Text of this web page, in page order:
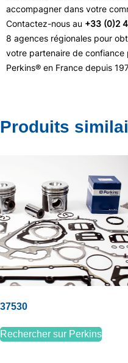
accompagner dans votre
Contactez-nous au +33 (0)2
8 agences régionales pour
votre partenaire de confiance
Perkins® en France depuis
Produits
37530
Rechercher sur Perkins